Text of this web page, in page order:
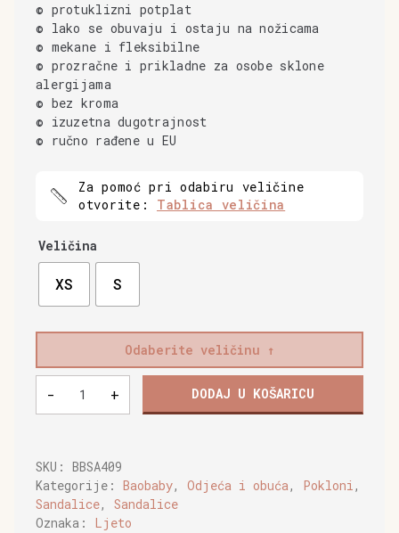
© protuklizni potplat
© lako se obuvaju i ostaju na nožicama
© mekane i fleksibilne
© prozračne i prikladne za osobe sklone
alergijama
© bez kroma
© izuzetna dugotrajnost
© ručno rađene u EU
Za pomoć pri odabiru veličine
otvorite: Tablica veličina
Veličina
XS S
Odaberite veličinu
Stars
grey
količina
- + DODAJ U KOŠARICU
SKU: BBSA409
Kategorije: Baobaby, Odjeća i obuća, Pokloni,
Sandalice, Sandalice
Oznaka: Ljeto